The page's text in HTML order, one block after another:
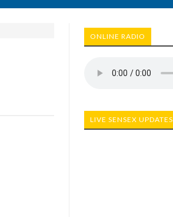
ONLINE RADIO
LIVE SENSEX UPDATES